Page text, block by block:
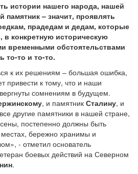
истории нашего народа, нашей
– значит, проявлять
прадедам и дедам, которые
в конкретную историческую
временными обстоятельствами
то-то и то-то.
к их решениям – большая ошибка,
привести к тому, что и наши
сомнениям в будущем.
, и памятник Сталину, и
другие памятники в нашей стране,
постепенно должны быть
бережно хранимы и
- отметил основатель
боевых действий на Северном
.